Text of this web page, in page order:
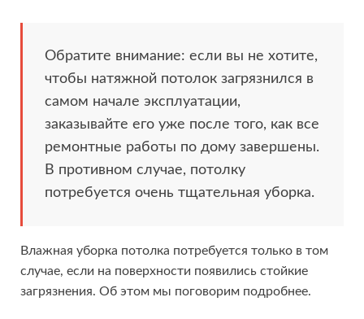
Обратите внимание: если вы не хотите,
чтобы натяжной потолок загрязнился в
самом начале эксплуатации,
заказывайте его уже после того, как все
ремонтные работы по дому завершены.
В противном случае, потолку
потребуется очень тщательная уборка.
Влажная уборка потолка потребуется только в том
случае, если на поверхности появились стойкие
загрязнения. Об этом мы поговорим подробнее.